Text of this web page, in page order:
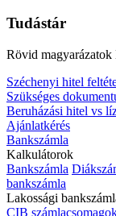
Tudástár
Rövid
Széchenyi hitel
Szükséges
Beruházási hitel vs
Ajánlatkérés
Bankszámla
Kalkulátorok
Bankszámla
bankszámla
Lakossági
CIB